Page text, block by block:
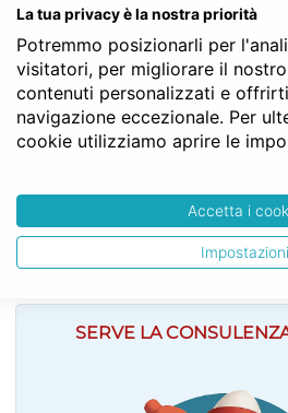
diventare cessionari di
verso il minore.
Struttura gerarchica per l'articolo
Codice Civile
LIBRO PRIMO - Delle persone
Capo I - Della tutela dei minori
Sezione III - Dell’esercizio
Art. 378
SERVE LA
La tua privacy è la nostra priorità
Potremmo posizionarli per
visitatori, per migliorare il
contenuti personalizzati e
navigazione eccezionale. Per
cookie utilizziamo aprire le
Accetta i
Impostazioni